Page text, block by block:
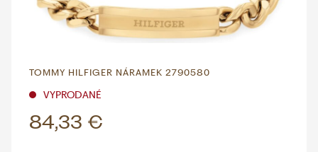
TOMMY HILFIGER NÁRAMEK 2790580
VYPRODANÉ
84,33 €